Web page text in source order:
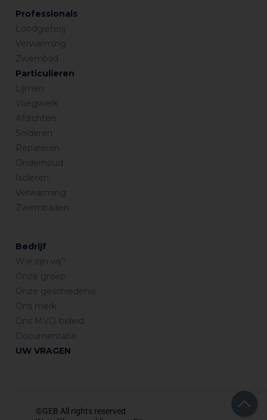
Professionals
Loodgieterij
Verwarming
Zwembad
Particulieren
Lijmen
Voegwerk
Afdichten
Solderen
Repareren
Onderhoud
Isoleren
Verwarming
Zwembaden
Bedrijf
Wie zijn wij?
Onze groep
Onze geschiedenis
Ons merk
Ons MVO-beleid
Documentatie
UW VRAGEN
©GEB All rights reserved